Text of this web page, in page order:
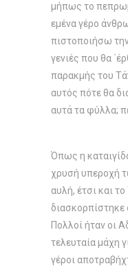
μήπως το
εμένα γέρο
πιστοποιήσω
γενιές που θα
παρακμής του
αυτός πότε θα
αυτά τα φύλλα;
Όπως η
χρυσή υπεροχή
αυλή, έτσι και
διασκορπίστηκε
Πολλοί ήταν οι
τελευταία μάχη
γέροι